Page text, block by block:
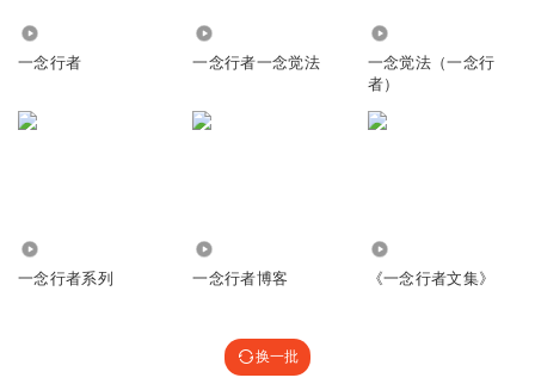
一念行者 一念行者一念觉法
一念觉法（一念行
者）
一念行者系列 一念行者博客 《一念行者文集》
换一批